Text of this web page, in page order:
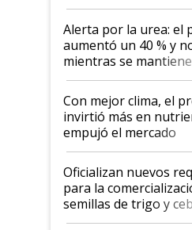
Alerta por la urea: el
aumentó un 40 % y
mientras se
conflicto en Medio
Con mejor clima, el
invirtió más en
empujó el mercado
Oficializan nuevos
para la
semillas de trigo y
granel